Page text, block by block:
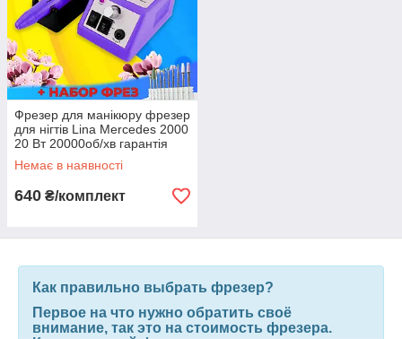
Фрезер для манікюру фрезер
для нігтів Lina Mercedes 2000
20 Вт 20000об/хв гарантія
манікюрний фрейзер Ліна
Немає в наявності
640 ₴/комплект
Как правильно выбрать фрезер?
Первое на что нужно обратить своё
внимание, так это на стоимость фрезера.